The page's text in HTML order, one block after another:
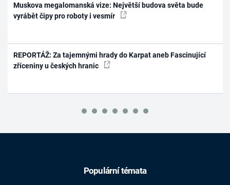
Muskova megalomanská vize: Největší budova světa bude
vyrábět čipy pro roboty i vesmír
REPORTÁŽ: Za tajemnými hrady do Karpat aneb Fascinující
zříceniny u českých hranic
Populární témata